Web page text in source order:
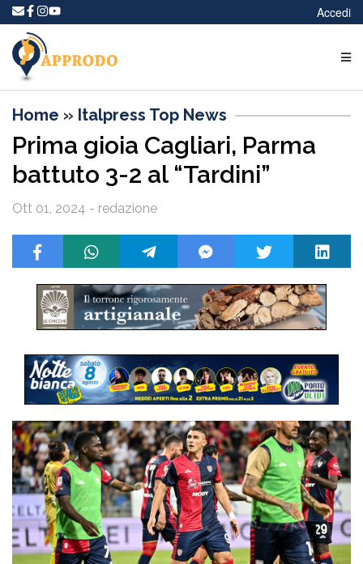
Accedi
Home » Italpress Top News
Prima gioia Cagliari, Parma
battuto 3-2 al “Tardini”
Ott 01, 2024 - redazione